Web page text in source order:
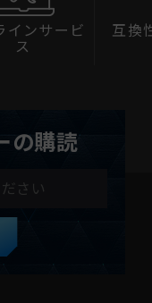
インサービ
ス
互換
の購読